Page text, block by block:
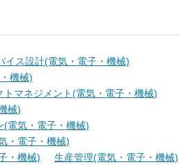
イス設計(電気・電子・機械)
機械)
マネジメント(電気・電子・機械)
械)
(電気・電子・機械)
・電子・機械)
・機械)
生産管理(電気・電子・機械)